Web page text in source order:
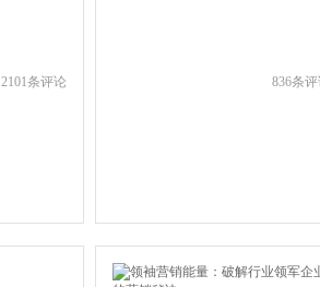
2101条评论 836条